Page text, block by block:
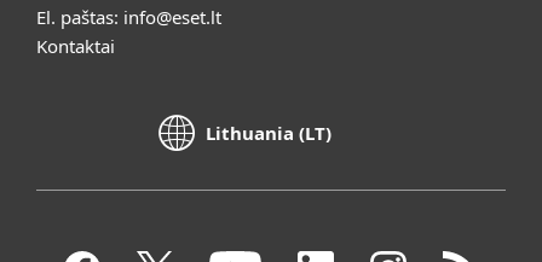
El. paštas: info@eset.lt
Kontaktai
Lithuania (LT)